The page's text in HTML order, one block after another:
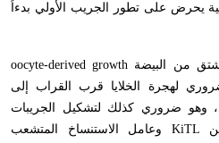
يحرض على تطور الجريب الأولي بدءاً
oocyte-derived growth
لهجرة الخلايا قرب القراب إلى
وهو ضروري كذلك لتشكيل الجريبات
KiTL وعامل الاستنساخ المتشعب